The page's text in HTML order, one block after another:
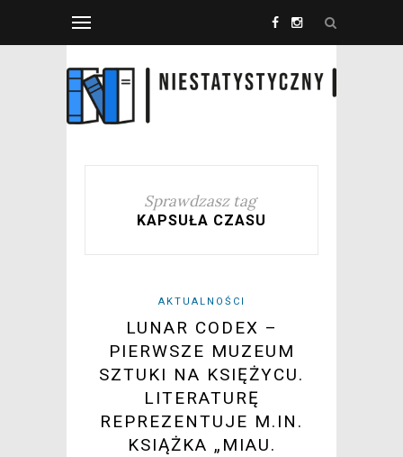
Sprawdzasz tag
KAPSUŁA CZASU
AKTUALNOŚCI
LUNAR CODEX –
PIERWSZE MUZEUM
SZTUKI NA KSIĘŻYCU.
LITERATURĘ
REPREZENTUJE M.IN.
KSIĄŻKA „MIAU.